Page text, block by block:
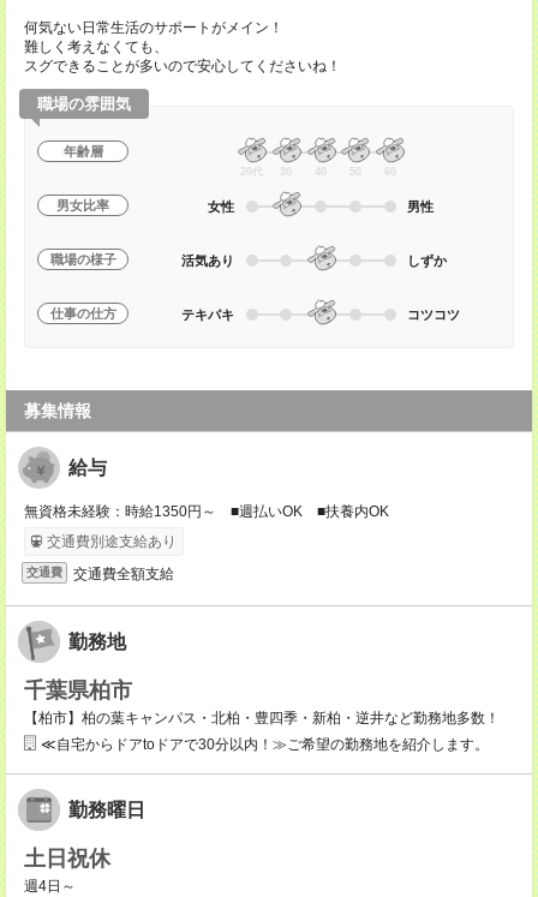
何気ない日常生活のサポートがメイン！
難しく考えなくても、
スグできることが多いので安心してくださいね！
職場の雰囲気
年齢層
20代 30 40 50 60
男女比率 女性 男性
職場の様子 活気あり しずか
仕事の仕方 テキパキ コツコツ
募集情報
給与
無資格未経験：時給1350円～ ■週払いOK ■扶養内OK
交通費別途支給あり
交通費 交通費全額支給
勤務地
千葉県柏市
【柏市】柏の葉キャンパス・北柏・豊四季・新柏・逆井など勤務地多数！
≪自宅からドアtoドアで30分以内！≫ご希望の勤務地を紹介します。
勤務曜日
土日祝休
週4日～